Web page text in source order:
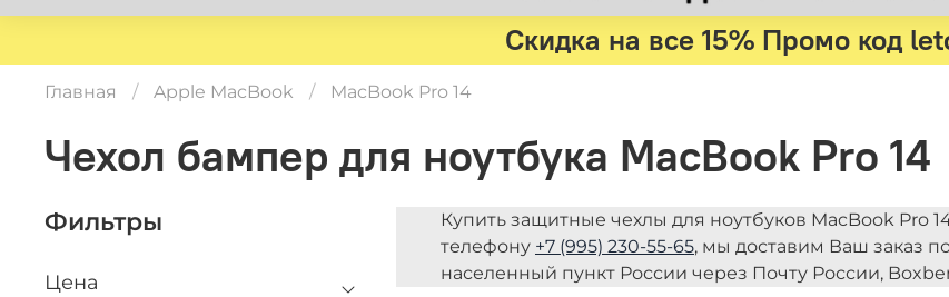
Скидка на все 15% Промо код
Главная Apple MacBook MacBook Pro 14
Чехол бампер для ноутбука MacBook Pro 14
Купить защитные чехлы для ноутбуков MacBook Pro
телефону +7 (995) 230-55-65, мы доставим Ваш заказ
населенный пункт России через Почту России,
Фильтры
Цена